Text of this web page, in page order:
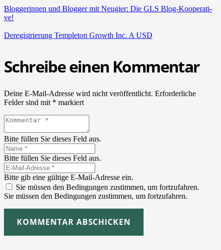
Blog­ge­rin­nen und Blog­ger mit Neu­gier: Die GLS Blog-Koope­ra­ti­
ve!
Dere­gis­trie­rung Temp­le­ton Growth Inc. A USD
Schreibe einen Kommentar
Deine E-Mail-Adresse wird nicht veröffentlicht. Erforderliche
Felder sind mit * markiert
Bitte füllen Sie dieses Feld aus.
Bitte füllen Sie dieses Feld aus.
Bitte gib eine gültige E-Mail-Adresse ein.
Sie müssen den Bedingungen zustimmen, um fortzufahren.
Sie müssen den Bedingungen zustimmen, um fortzufahren.
KOMMENTAR ABSCHICKEN